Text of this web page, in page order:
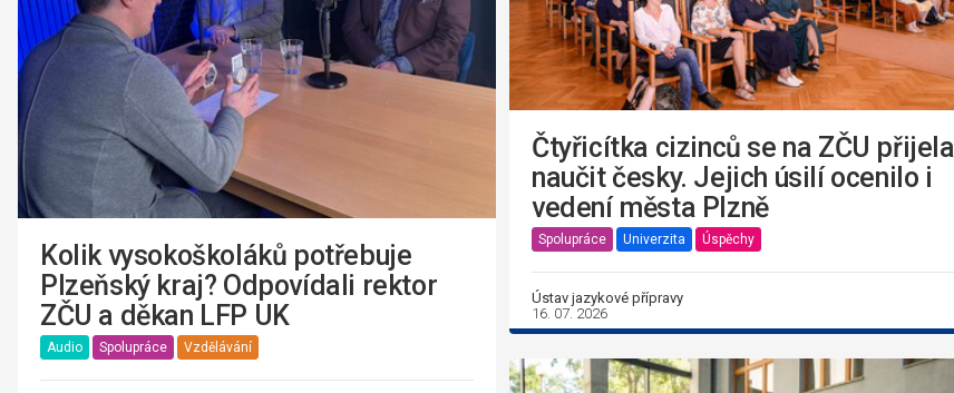
Čtyřicítka cizinců se na ZČU přijela
naučit česky. Jejich úsilí ocenilo i
vedení města Plzně
Spolupráce Univerzita Úspěchy
Ústav jazykové přípravy
16. 07. 2026
Kolik vysokoškoláků potřebuje
Plzeňský kraj? Odpovídali rektor
ZČU a děkan LFP UK
Audio Spolupráce Vzdělávání